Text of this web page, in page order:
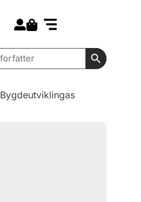
Search
Bygdeutviklingas